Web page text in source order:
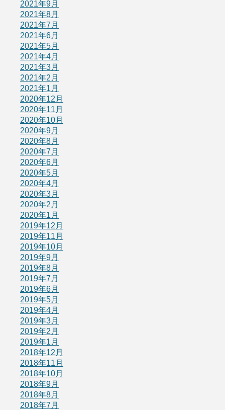
2021年9月
2021年8月
2021年7月
2021年6月
2021年5月
2021年4月
2021年3月
2021年2月
2021年1月
2020年12月
2020年11月
2020年10月
2020年9月
2020年8月
2020年7月
2020年6月
2020年5月
2020年4月
2020年3月
2020年2月
2020年1月
2019年12月
2019年11月
2019年10月
2019年9月
2019年8月
2019年7月
2019年6月
2019年5月
2019年4月
2019年3月
2019年2月
2019年1月
2018年12月
2018年11月
2018年10月
2018年9月
2018年8月
2018年7月